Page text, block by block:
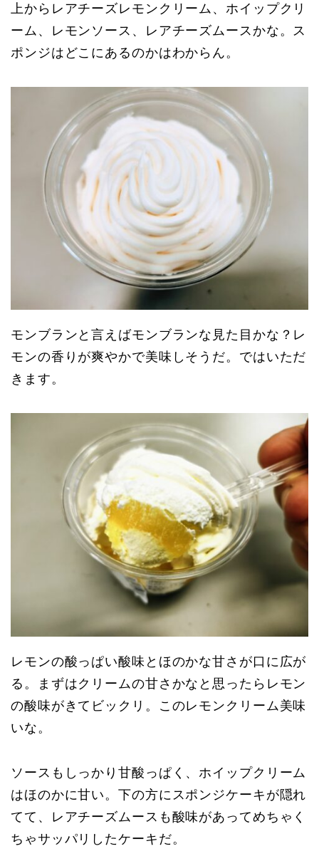
上からレアチーズレモンクリーム、ホイップクリ
ーム、レモンソース、レアチーズムースかな。ス
ポンジはどこにあるのかはわからん。
モンブランと言えばモンブランな見た目かな？レ
モンの香りが爽やかで美味しそうだ。ではいただ
きます。
レモンの酸っぱい酸味とほのかな甘さが口に広が
る。まずはクリームの甘さかなと思ったらレモン
の酸味がきてビックリ。このレモンクリーム美味
いな。
ソースもしっかり甘酸っぱく、ホイップクリーム
はほのかに甘い。下の方にスポンジケーキが隠れ
てて、レアチーズムースも酸味があってめちゃく
ちゃサッパリしたケーキだ。